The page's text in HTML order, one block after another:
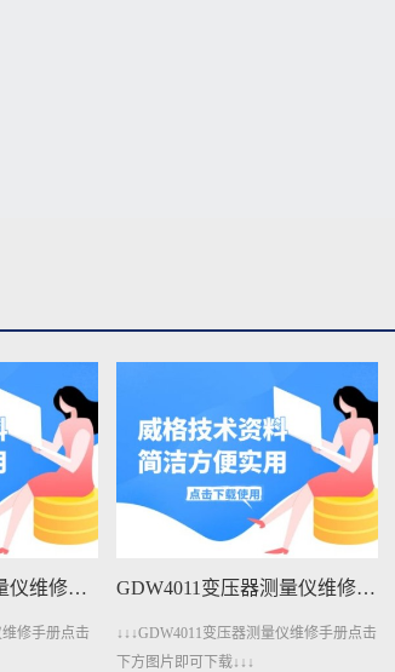
GDW401变压器测量仪维修手册下载
修手册点击
GDW4011变压器测量仪维修手册下载
↓↓↓GDW4011变压器测量仪维修手册点击
下方图片即可下载↓↓↓